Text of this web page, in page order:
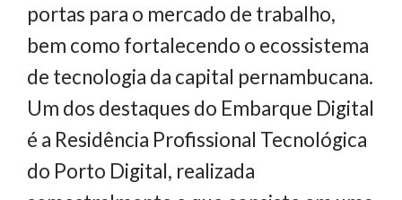
portas para o mercado de trabalho,
bem como fortalecendo o ecossistema
de tecnologia da capital pernambucana.
Um dos destaques do Embarque Digital
é a Residência Profissional Tecnológica
do Porto Digital, realizada